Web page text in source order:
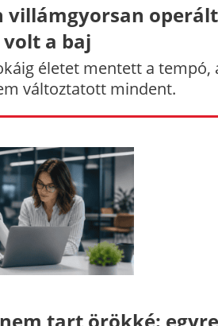
villámgyorsan
a baj
életet mentett a tempó,
változtatott mindent.
tart örökké: egyre